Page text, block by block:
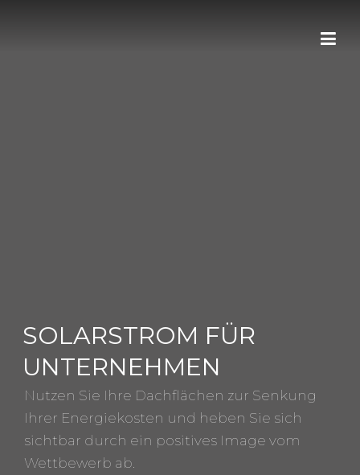
SOLARSTROM FÜR
UNTERNEHMEN
Nutzen Sie Ihre Dachflächen zur Senkung
Ihrer Energiekosten und heben Sie sich
sichtbar durch ein positives Image vom
Wettbewerb ab.